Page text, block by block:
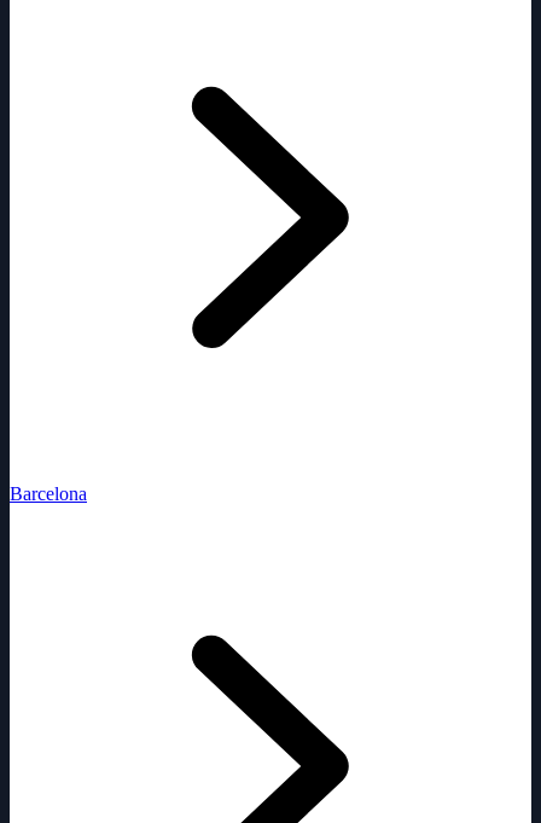
Barcelona